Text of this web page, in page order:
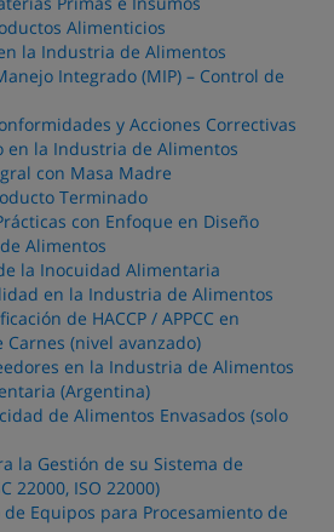
Alimenticios
la Industria de Alimentos
Integrado (MIP) – Control de
y Acciones Correctivas
en la Industria de Alimentos
con Masa Madre
Terminado
con Enfoque en Diseño
Alimentos
la Inocuidad Alimentaria
en la Industria de Alimentos
de HACCP / APPCC en
(nivel avanzado)
en la Industria de Alimentos
(Argentina)
de Alimentos Envasados (solo
la Gestión de su Sistema de
22000, ISO 22000)
Equipos para Procesamiento de